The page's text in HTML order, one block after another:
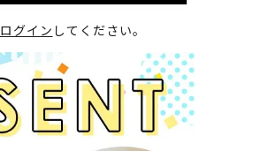
ログイン してください。